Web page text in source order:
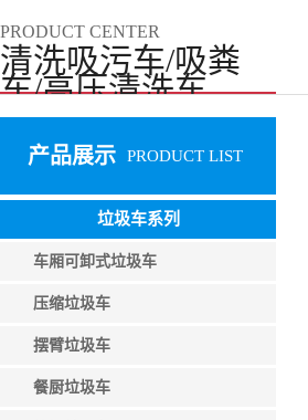
PRODUCT CENTER
清洗吸污车/吸粪
车/高压清洗车
产品展示 PRODUCT LIST
垃圾车系列
车厢可卸式垃圾车
压缩垃圾车
摆臂垃圾车
餐厨垃圾车